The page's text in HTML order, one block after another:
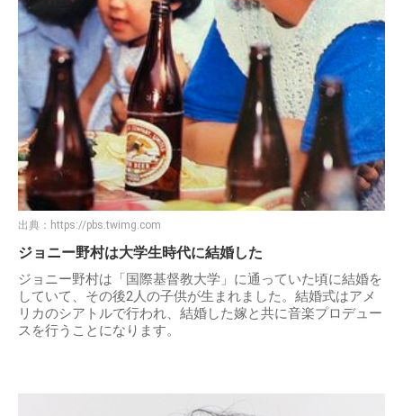
出典： https://pbs.twimg.com
ジョニー野村は大学生時代に結婚した
ジョニー野村は「国際基督教大学」に通っていた頃に結婚を
していて、その後2人の子供が生まれました。結婚式はアメ
リカのシアトルで行われ、結婚した嫁と共に音楽プロデュー
スを行うことになります。